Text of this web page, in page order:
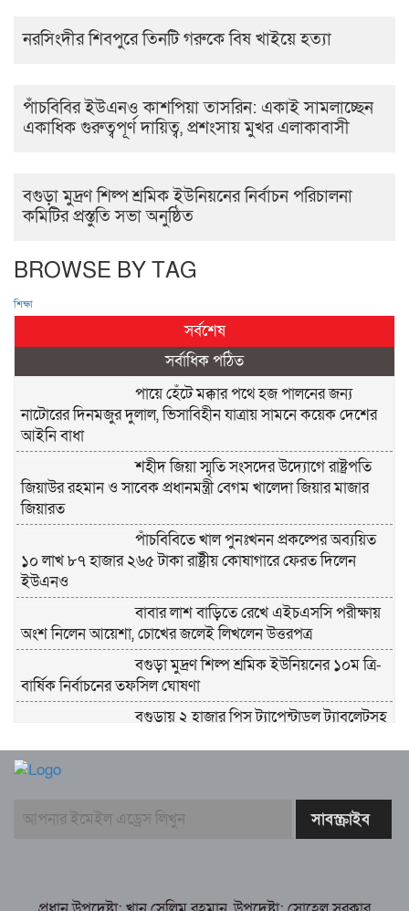
নরসিংদীর শিবপুরে তিনটি গরুকে বিষ খাইয়ে হত্যা
পাঁচবিবির ইউএনও কাশপিয়া তাসরিন: একাই সামলাচ্ছেন
একাধিক গুরুত্বপূর্ণ দায়িত্ব, প্রশংসায় মুখর এলাকাবাসী
বগুড়া মুদ্রণ শিল্প শ্রমিক ইউনিয়নের নির্বাচন পরিচালনা
কমিটির প্রস্তুতি সভা অনুষ্ঠিত
BROWSE BY TAG
শিক্ষা
সর্বশেষ
সর্বাধিক পঠিত
পায়ে হেঁটে মক্কার পথে হজ পালনের জন্য
নাটোরের দিনমজুর দুলাল, ভিসাবিহীন যাত্রায় সামনে কয়েক দেশের
আইনি বাধা
শহীদ জিয়া স্মৃতি সংসদের উদ্যোগে রাষ্ট্রপতি
জিয়াউর রহমান ও সাবেক প্রধানমন্ত্রী বেগম খালেদা জিয়ার মাজার
জিয়ারত
পাঁচবিবিতে খাল পুনঃখনন প্রকল্পের অব্যয়িত
১০ লাখ ৮৭ হাজার ২৬৫ টাকা রাষ্ট্রীয় কোষাগারে ফেরত দিলেন
ইউএনও
বাবার লাশ বাড়িতে রেখে এইচএসসি পরীক্ষায়
অংশ নিলেন আয়েশা, চোখের জলেই লিখলেন উত্তরপত্র
বগুড়া মুদ্রণ শিল্প শ্রমিক ইউনিয়নের ১০ম ত্রি-
বার্ষিক নির্বাচনের তফসিল ঘোষণা
বগুড়ায় ২ হাজার পিস ট্যাপেন্টাডল ট্যাবলেটসহ
নরসিংদীর শিবপুরে তিনটি গরুকে বিষ খাইয়ে
সামলাচ্ছেন একাধিক গুরুত্বপূর্ণ দায়িত্ব, প্রশংসায় মুখর এলাকাবাসী